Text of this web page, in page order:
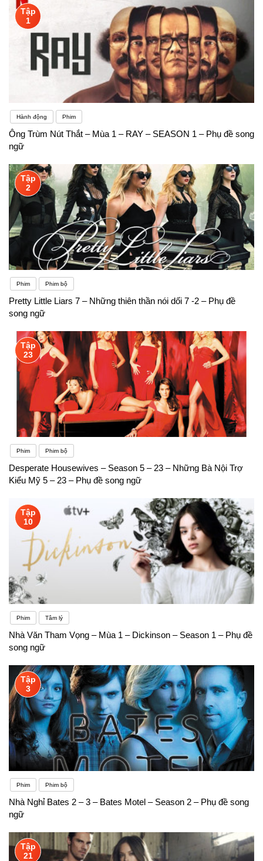
Tập
1
Hành động Phim
Ông Trùm Nút Thắt – Mùa 1 – RAY – SEASON 1 – Phụ đề song
ngữ
Tập
2
Phim Phim bộ
Pretty Little Liars 7 – Những thiên thần nói dối 7 -2 – Phụ đề
song ngữ
Tập
23
Phim Phim bộ
Desperate Housewives – Season 5 – 23 – Những Bà Nội Trợ
Kiểu Mỹ 5 – 23 – Phụ đề song ngữ
Tập
10
Phim Tâm lý
Nhà Văn Tham Vọng – Mùa 1 – Dickinson – Season 1 – Phụ đề
song ngữ
Tập
3
Phim Phim bộ
Nhà Nghỉ Bates 2 – 3 – Bates Motel – Season 2 – Phụ đề song
ngữ
Tập
21